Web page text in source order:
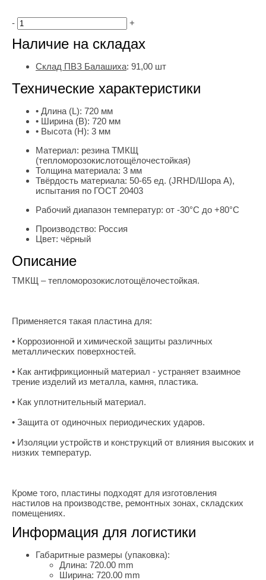
- +
Наличие на складах
Склад ПВЗ Балашиха: 91,00 шт
Технические характеристики
• Длина (L): 720 мм
• Ширина (B): 720 мм
• Высота (H): 3 мм
Материал: резина ТМКЩ
(тепломорозокислотощёлочестойкая)
Толщина материала: 3 мм
Твёрдость материала: 50-65 ед. (JRHD/Шора А),
испытания по ГОСТ 20403
Рабочий диапазон температур: от -30°С до +80°С
Производство: Россия
Цвет: чёрный
Описание
ТМКЩ – тепломорозокислотощёлочестойкая.
Применяется такая пластина для:
• Коррозионной и химической защиты различных
металлических поверхностей.
• Как антифрикционный материал - устраняет взаимное
трение изделий из металла, камня, пластика.
• Как уплотнительный материал.
• Защита от одиночных периодических ударов.
• Изоляции устройств и конструкций от влияния высоких и
низких температур.
Кроме того, пластины подходят для изготовления
настилов на производстве, ремонтных зонах, складских
помещениях.
Информация для логистики
Габаритные размеры (упаковка):
Длина: 720.00 mm
Ширина: 720.00 mm